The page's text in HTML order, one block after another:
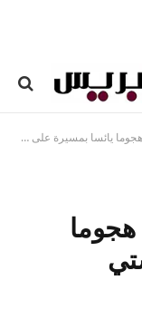
على كوستي والمضادات تتصدى لها
هجوما